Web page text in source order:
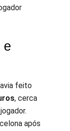
e
feito
, cerca
após